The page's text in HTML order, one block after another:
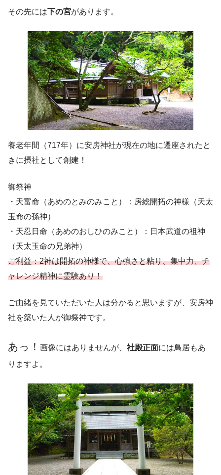
その先には下の宮があります。
養老年間（717年）に安房神社が現在の地に遷座されたと
きに摂社として創建！
御祭神
・天富命（あめのとみのみこと）：房総開拓の神様（天太
玉命の孫神）
・天忍日命（あめのおしひのみこと）：日本武道の祖神
（天太玉命の兄弟神）
ご利益：2神は開拓の神様で、心強さと粘り、集中力、チ
ャレンジ精神に霊験あり！
ご由緒を見ていただいた人は分かると思いますが、安房神
社を築いた人が御祭神です。
あっ！ 画像にはありませんが、 社殿正面には鳥居もあ
りますよ。